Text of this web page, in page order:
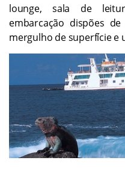
lounge, sala de
embarcação dispões
mergulho de superfície e